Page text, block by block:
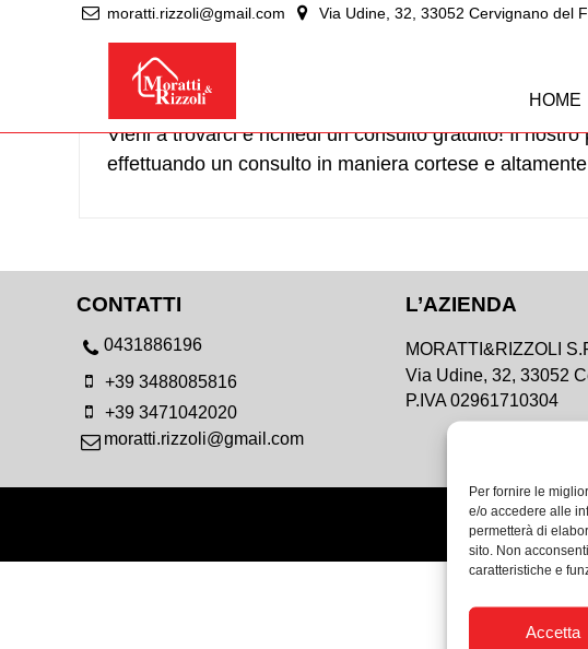
Per fornire le
e/o accedere alle
permetterà di
sito. Non
caratteristiche e
Accetta
moratti.rizzoli@gmail.com Via Udine, 32, 33052 Cervignano del
HOME
Richiedi la per un
Vieni a trovarci e richiedi un consulto gratuito! Il
effettuando un consulto in maniera cortese e
CONTATTI
0431886196
+39 3488085816
+39 3471042020
moratti.rizzoli@gmail.com
L’AZIENDA
MORATTI&RIZZOLI
Via Udine, 32, 33052
P.IVA 02961710304
© 2026. All